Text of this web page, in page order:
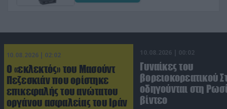
10.08.2026 | 02:02
Ο «εκλεκτός» του Μασούντ
Πεζεσκιάν που ορίστηκε
επικεφαλής του ανώτατου
οργάνου ασφαλείας του Ιράν
10.08.2026 | 00:02
Γυναίκες του
βορειοκορεατικού
οδηγούνται στη
βίντεο